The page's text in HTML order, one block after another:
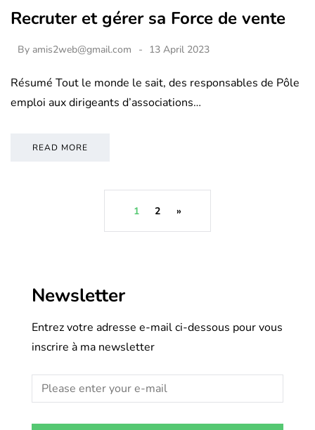
Recruter et gérer sa Force de vente
By amis2web@gmail.com 13 April 2023
Résumé Tout le monde le sait, des responsables de Pôle
emploi aux dirigeants d’associations…
READ MORE
1 2 »
Newsletter
Entrez votre adresse e-mail ci-dessous pour vous
inscrire à ma newsletter